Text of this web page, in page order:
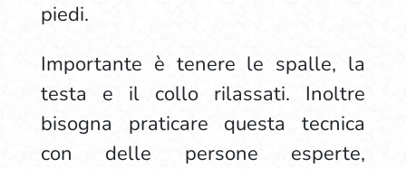
piedi.
Importante è tenere le spalle, la
testa e il collo rilassati. Inoltre
bisogna praticare questa tecnica
con delle persone esperte,